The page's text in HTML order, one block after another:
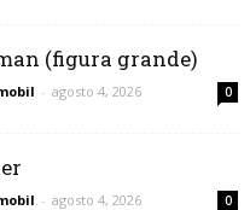
(figura grande)
- agosto 4, 2026 0
- agosto 4, 2026 0